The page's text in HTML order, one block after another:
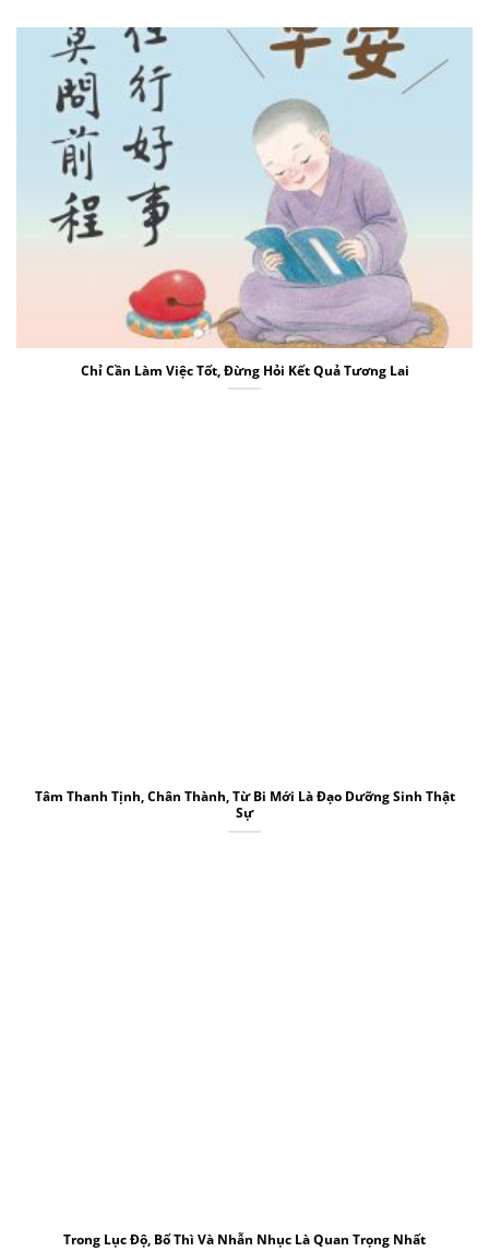
Chỉ Cần Làm Việc Tốt, Đừng Hỏi Kết Quả Tương Lai
Tâm Thanh Tịnh, Chân Thành, Từ Bi Mới Là Đạo Dưỡng Sinh Thật
Sự
Trong Lục Độ, Bố Thì Và Nhẫn Nhục Là Quan Trọng Nhất